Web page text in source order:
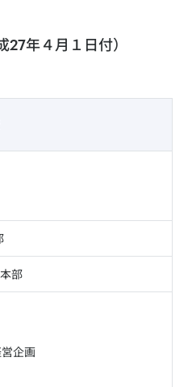
27年４月１日付）
部
企画